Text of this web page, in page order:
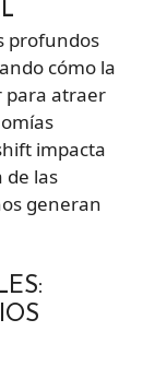
profundos
cómo la
para atraer
impacta
de las
generan